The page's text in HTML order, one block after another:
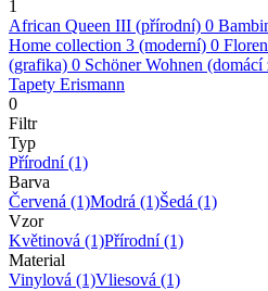
1
African Queen III (přírodní) 0
Home collection 3 (moderní) 0
(grafika) 0 Schöner Wohnen (domácí
Tapety Erismann
0
Filtr
Typ
Přírodní(1)
Barva
Červená (1)Modrá (1)Šedá (1)
Vzor
Květinová (1)Přírodní(1)
Material
Vinylová (1)Vliesová (1)